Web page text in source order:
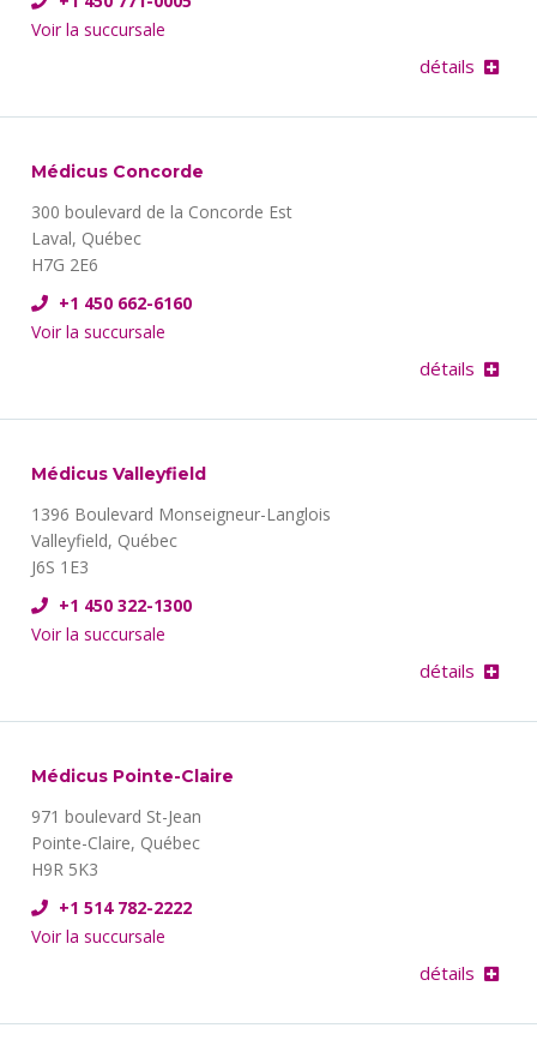
détails
Voir la succursale
Médicus Concorde
300 boulevard de la Concorde Est
Laval, Québec
H7G 2E6
+1 450 662-6160
détails
Voir la succursale
Médicus Valleyfield
1396 Boulevard Monseigneur-Langlois
Valleyfield, Québec
J6S 1E3
+1 450 322-1300
détails
Voir la succursale
Médicus Pointe-Claire
971 boulevard St-Jean
Pointe-Claire, Québec
H9R 5K3
+1 514 782-2222
détails
Voir la succursale